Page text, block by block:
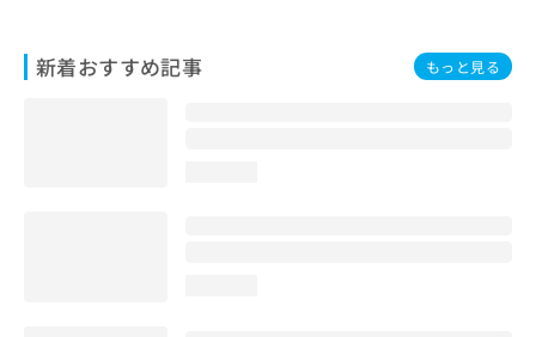
新着おすすめ記事 もっと見る
い